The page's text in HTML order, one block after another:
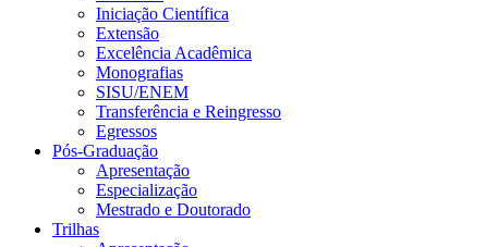
Iniciação Científica
Extensão
Excelência Acadêmica
Monografias
SISU/ENEM
Transferência e Reingresso
Egressos
Pós-Graduação
Apresentação
Especialização
Mestrado e Doutorado
Trilhas